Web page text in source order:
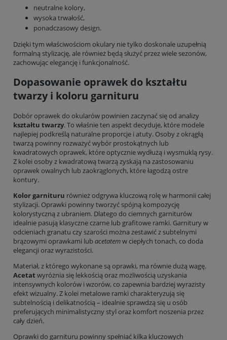
neutralne kolory,
wysoka trwałość,
ponadczasowy design.
Dzięki tym właściwościom okulary nie tylko doskonale uzupełnią
formalną stylizację, ale również będą służyć przez wiele sezonów,
zachowując elegancję i funkcjonalność.
Dopasowanie oprawek do kształtu
twarzy i koloru garnituru
Dobór oprawek do okularów powinien zaczynać się od analizy
kształtu twarzy. To właśnie ten aspekt decyduje, które modele
najlepiej podkreślą naturalne proporcje i atuty. Osoby z okrągłą
twarzą powinny rozważyć wybór prostokątnych lub
kwadratowych oprawek, które optycznie wydłużą i wysmuklą rysy.
Z kolei osoby z kwadratową twarzą zyskają na zastosowaniu
oprawek owalnych lub zaokrąglonych, które łagodzą ostre
kontury.
Kolor garnituru również odgrywa kluczową rolę w harmonii całej
stylizacji. Oprawki powinny tworzyć spójną kompozycję
kolorystyczną z ubraniem. Dlatego do ciemnych garniturów
idealnie pasują klasyczne czarne lub grafitowe ramki. Garnitury w
odcieniach granatu czy szarości można zestawić z subtelnymi
brązowymi oprawkami lub acetatemw ciepłych tonach, co doda
elegancji oraz wyrazistości.
Materiał, z którego wykonane są oprawki, ma równie dużą wagę.
Acetat wyróżnia się lekkością oraz możliwością uzyskania
intensywnych kolorów i wzorów, co zapewnia bardziej wyrazisty
efekt wizualny. Z kolei metalowe ramki charakteryzują się
subtelnością i delikatnością – idealnie sprawdzą się u osób
preferujących minimalistyczny styl oraz komfort noszenia przez
cały dzień.
Oprawki do garnituru powinny spełniać kilka kluczowych